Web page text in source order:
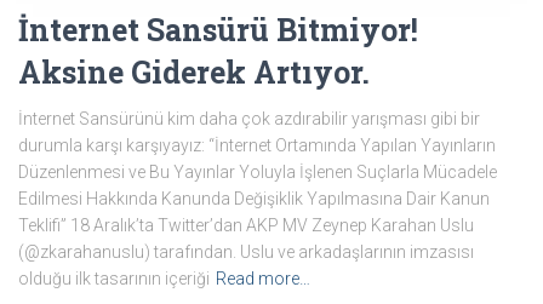
İnternet Sansürü Bitmiyor!
Aksine Giderek Artıyor.
İnternet Sansürünü kim daha çok azdırabilir yarışması gibi bir
durumla karşı karşıyayız: “İnternet Ortamında Yapılan Yayınların
Düzenlenmesi ve Bu Yayınlar Yoluyla İşlenen Suçlarla Mücadele
Edilmesi Hakkında Kanunda Değişiklik Yapılmasına Dair Kanun
Teklifi” 18 Aralık’ta Twitter’dan AKP MV Zeynep Karahan Uslu
(@zkarahanuslu) tarafından. Uslu ve arkadaşlarının imzasısı
olduğu ilk tasarının içeriği Read more…